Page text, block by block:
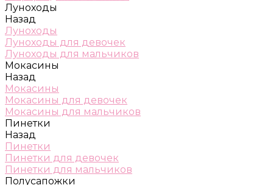
Луноходы
Назад
Луноходы
Луноходы для девочек
Луноходы для мальчиков
Мокасины
Назад
Мокасины
Мокасины для девочек
Мокасины для мальчиков
Пинетки
Назад
Пинетки
Пинетки для девочек
Пинетки для мальчиков
Полусапожки